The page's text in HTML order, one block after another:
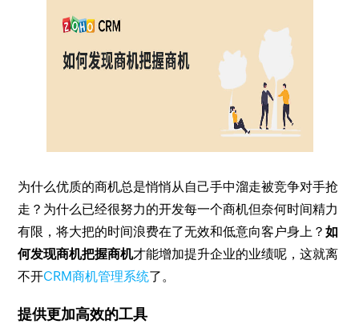
为什么优质的商机总是悄悄从自己手中溜走被竞争对手抢
走？为什么已经很努力的开发每一个商机但奈何时间精力
有限，将大把的时间浪费在了无效和低意向客户身上？如
何发现商机把握商机才能增加提升企业的业绩呢，这就离
不开CRM商机管理系统了。
提供更加高效的工具